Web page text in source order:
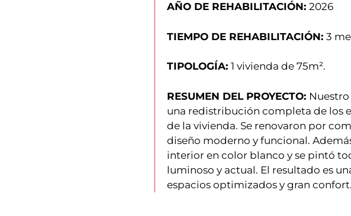
AÑO DE REHABILITACIÓN:2026
TIEMPO DE REHABILITACIÓN:3
TIPOLOGÍA:1 vivienda de 75m².
RESUMEN DEL PROYECTO:
una redistribución completa de los
de la vivienda. Se renovaron por
diseño moderno y funcional.
interior en color blanco y se pintó
luminoso y actual. El resultado es
espacios optimizados y gran confort.